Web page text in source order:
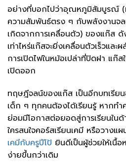
อย่างที่บอกไปว่าอุณหภูมิสัมบูรณ์ (
ความสัมพันธ์ตรง ๆ กับพลังงานจ
เกิดจากการเคลื่อนตัว) ของแก๊ส
เท่าไหร่แก๊สจะยิ่งเคลื่อนตัวเร็วและ
การเปิดไฟในหม้อเปล่าที่ปิดฝา แก๊
เปิดออก
ทฤษฎีจลน์ของแก๊ส เป็นอีกบทเรีย
เด็ก ๆ ทุกคนต้องได้เรียนรู้ หากทำ
ย่อมมีโอกาสต่อยอดสู่การเรียนใน
ใครสนใจคอร์สเรียนเคมี หรือวางแ
เคมีกับครูปีโป้ ยินดีเป็นผู้ช่วยให้เนื้อ
ง่ายขึ้นกว่าเดิม